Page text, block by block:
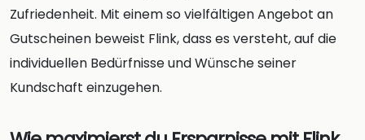
Zufriedenheit. Mit einem so vielfältigen Angebot an
Gutscheinen beweist Flink, dass es versteht, auf die
individuellen Bedürfnisse und Wünsche seiner
Kundschaft einzugehen.